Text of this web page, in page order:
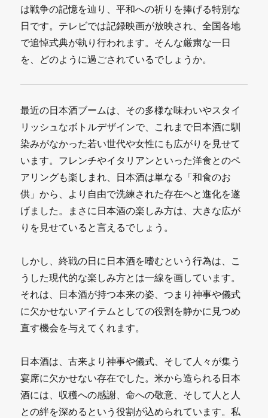
は戦争の記憶を辿り、平和への祈りを捧げる特別な
日です。テレビでは記録映画が放映され、全国各地
で追悼式典が執り行われます。そんな厳粛な一日
を、どのように過ごされているでしょうか。
最近の日本酒ブームは、その多様な味わいやスタイ
リッシュなボトルデザインで、これまで日本酒に馴
染みがなかった若い世代や女性にも広がりを見せて
います。フレンチやイタリアンといった洋食とのペ
アリングも楽しまれ、日本酒は単なる「和食のお
供」から、より自由で洗練された存在へと進化を遂
げました。まさに日本酒の楽しみ方は、大きな広が
りを見せていると言えるでしょう。
しかし、終戦の日に日本酒を嗜むという行為は、こ
うした現代的な楽しみ方とは一線を画しています。
それは、日本酒が持つ本来の姿、つまり神事や儀式
に欠かせないアイテムとしての役割を静かに見つめ
直す機会を与えてくれます。
日本酒は、古来より神事や儀式、そして人々が集う
宴席に欠かせない存在でした。米から造られる日本
酒には、収穫への感謝、命への敬意、そして人と人
との絆を深めるという役割が込められています。私